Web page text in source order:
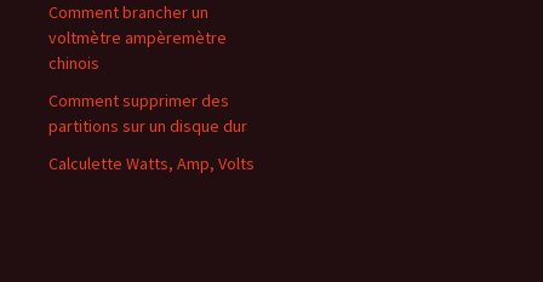
Comment brancher un
voltmètre ampèremètre
chinois
Comment supprimer des
partitions sur un disque dur
Calculette Watts, Amp, Volts